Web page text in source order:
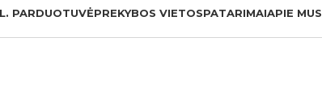
PARDUOTUVĖPREKYBOS VIETOSPATARIMAIAPIE MUS